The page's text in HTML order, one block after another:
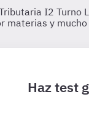
Haz test